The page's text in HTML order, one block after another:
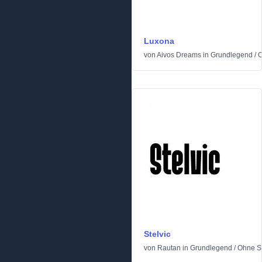
Luxona
von Aivos Dreams in Grundlegend /
Stelvic
von Rautan in Grundlegend /Ohne